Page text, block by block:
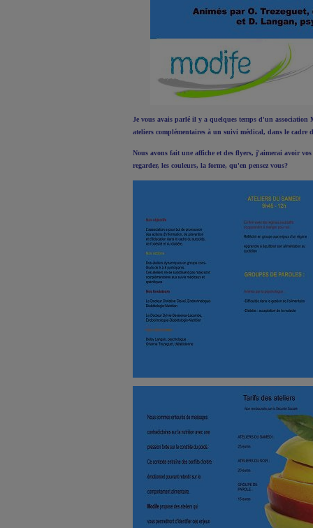
Je vous avais parlé il y a quelques temps d'un association
ateliers complémentaires à un suivi médical, dans le
Nous avons fait une affiche et des flyers, j'aimerai avoir
regarder, les couleurs, la forme, qu'en pensez vous?